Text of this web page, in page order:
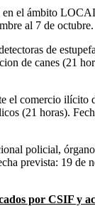
el ámbito
al 7 de octubre.
de
de canes (21
el comercio ilícito
(21 horas).
policial,
prevista: 19 de
por CSIF y